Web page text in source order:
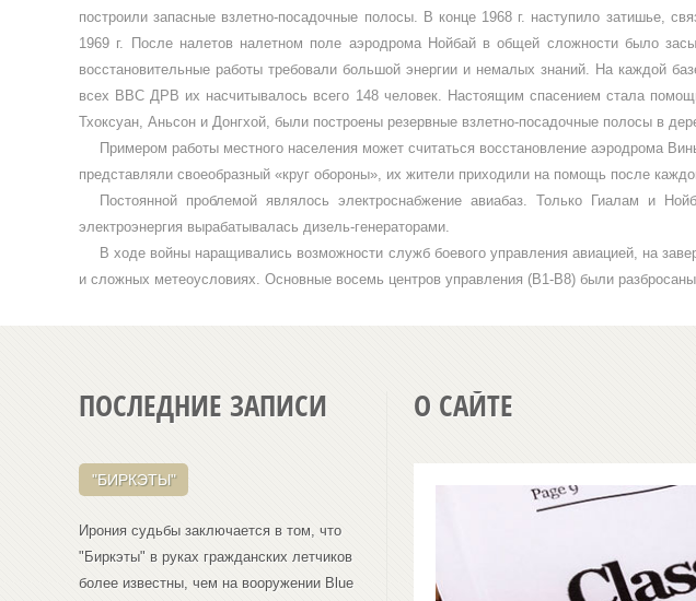
построили за­пасные взлетно-посадочные полосы. В конце 1968 г. наступило за­тишье,
1969 г. После налетов налет­ном поле аэродрома Нойбай в общей сложности было
восстановительные рабо­ты требовали большой энергии и не­малых знаний. На каждой
всех ВВС ДРВ их насчитывалось всего 148 че­ловек. Настоящим спасением стала
Тхоксуан, Аньсон и Донгхой, были построены резервные взлетно-поса­дочные полосы в
Примером работы местного населения может считаться восста­новление аэродрома
представляли своеобразный «круг обороны», их жители приходили на помощь после
Постоянной проблемой явля­лось электроснабжение авиабаз. Только Гиалам и
электроэнергия выраба­тывалась дизель-генераторами.
В ходе войны наращивались возможности служб боевого управле­ния авиацией, на
и сложных метео­условиях. Основные восемь центров управления (В1-В8) были разбросаны
ПОСЛЕДНИЕ ЗАПИСИ
"БИРКЭТЫ"
Ирония судьбы заключается в том, что
"Биркэты" в руках гражданских летчиков
более известны, чем на вооружении Blue
О САЙТЕ